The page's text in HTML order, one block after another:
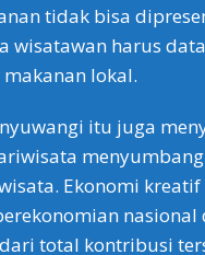
tidak bisa
wisatawan harus
lokal.
itu juga
menyumbang
Ekonomi
nasional
total kontribusi